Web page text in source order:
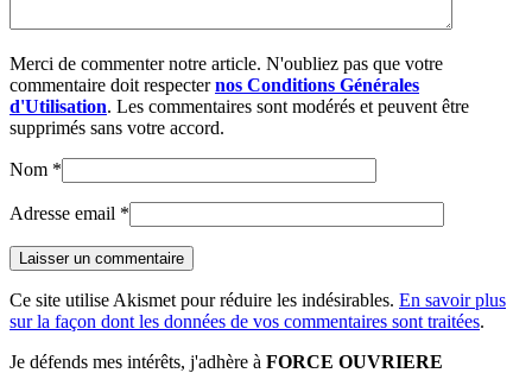
Merci de commenter notre article. N'oubliez pas que votre
commentaire doit respecternos Conditions Générales
d'Utilisation. Les commentaires sont modérés et peuvent être
supprimés sans votre accord.
Nom *
Adresse email *
Ce site utilise Akismet pour réduire les indésirables. En savoir plus
sur la façon dont les données de vos commentaires sont traitées.
Je défends mes intérêts, j'adhère à FORCE OUVRIERE